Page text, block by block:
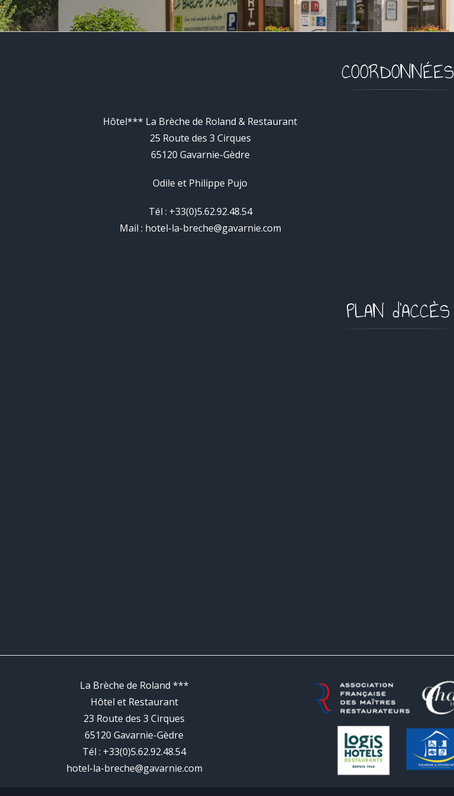
COORDONNÉES
Hôtel*** La Brèche de Roland & Restaurant
25 Route des 3 Cirques
65120 Gavarnie-Gèdre
Odile et Philippe Pujo
Tél : +33(0)5.62.92.48.54
Mail : hotel-la-breche@gavarnie.com
PLAN d’ACCÈS
La Brèche de Roland ***
Hôtel et Restaurant
23 Route des 3 Cirques
65120Gavarnie-Gèdre
Tél : +33(0)5.62.92.48.54
hotel-la-breche@gavarnie.com